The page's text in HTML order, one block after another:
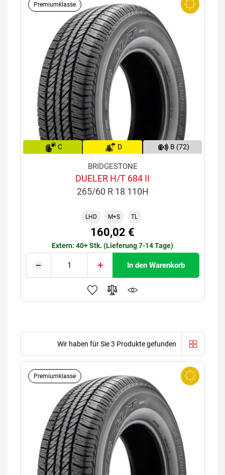
Premiumklasse
C D B (72)
BRIDGESTONE
DUELER H/T 684 II
265/60 R 18 110H
LHD M+S TL
160,02 €
Extern: 40+ Stk. (Lieferung 7-14 Tage)
In den Warenkorb
Wir haben für Sie 3 Produkte gefunden
Premiumklasse